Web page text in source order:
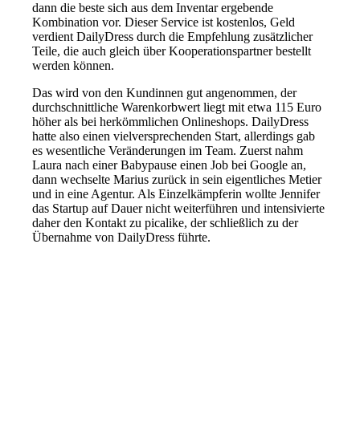
dann die beste sich aus dem Inventar ergebende
Kombination vor. Dieser Service ist kostenlos, Geld
verdient DailyDress durch die Empfehlung zusätzlicher
Teile, die auch gleich über Kooperationspartner bestellt
werden können.
Das wird von den Kundinnen gut angenommen, der
durchschnittliche Warenkorbwert liegt mit etwa 115 Euro
höher als bei herkömmlichen Onlineshops. DailyDress
hatte also einen vielversprechenden Start, allerdings gab
es wesentliche Veränderungen im Team. Zuerst nahm
Laura nach einer Babypause einen Job bei Google an,
dann wechselte Marius zurück in sein eigentliches Metier
und in eine Agentur. Als Einzelkämpferin wollte Jennifer
das Startup auf Dauer nicht weiterführen und intensivierte
daher den Kontakt zu picalike, der schließlich zu der
Übernahme von DailyDress führte.